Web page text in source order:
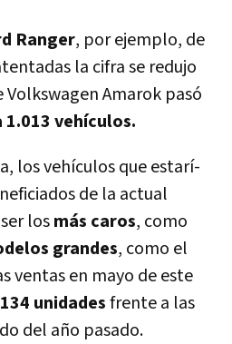
Ranger, por ejemplo, de
la cifra se redujo
Volkswagen Amarok pasó
1.013 vehí­culos.
los vehí­culos que estarí­
de la actual
losmás caros, como
grandes, como el
ventas en mayo de este
134 unidadesfrente a las
del año pasado.